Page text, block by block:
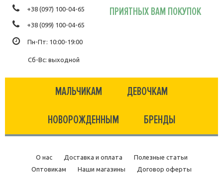
+38 (097) 100-04-65
+38 (099) 100-04-65
Пн-Пт: 10:00-19:00
Сб-Вс: выходной
ПРИЯТНЫХ ВАМ ПОКУПОК
МАЛЬЧИКАМ ДЕВОЧКАМ
НОВОРОЖДЕННЫМ БРЕНДЫ
О нас Доставка и оплата
Полезные статьи
Оптовикам
Наши магазины Договор оферты